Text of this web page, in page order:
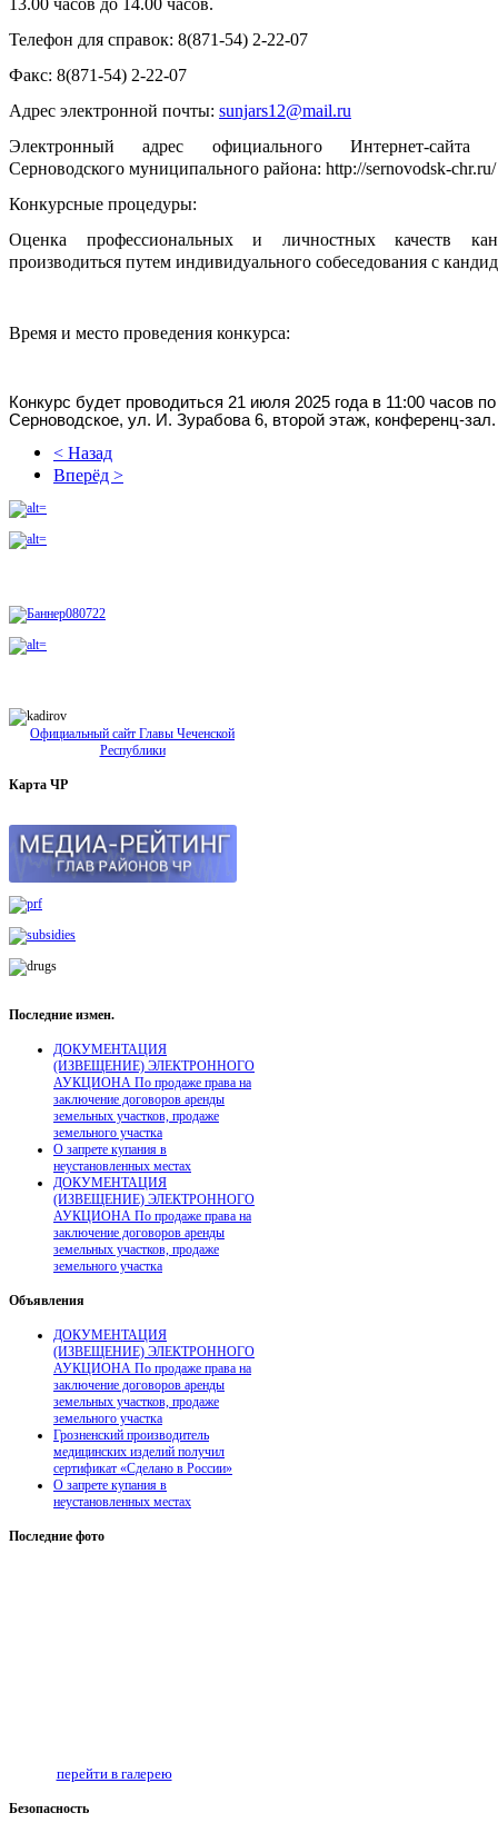
Телефон для справок: 8(871-54) 2-22-07
Факс: 8(871-54) 2-22-07
Адрес электронной почты: sunjars12@mail.ru
Электронный адрес официального Интернет-сайта
Серноводского муниципального района: http://sernovodsk-chr.ru/
Конкурсные процедуры:
Оценка профессиональных и личностных качеств
производиться путем индивидуального собеседования с
Время и место проведения конкурса:
Конкурс будет проводиться 21 июля 2025 года в 11:00 часов по
Серноводское, ул. И. Зурабова 6, второй этаж, конференц-зал.
< Назад
Вперёд >
Официальный сайт Главы Чеченской
Республики
Карта ЧР
Последние измен.
ДОКУМЕНТАЦИЯ
(ИЗВЕЩЕНИЕ) ЭЛЕКТРОННОГО
АУКЦИОНА По продаже права на
заключение договоров аренды
земельных участков, продаже
земельного участка
О запрете купания в
неустановленных местах
ДОКУМЕНТАЦИЯ
(ИЗВЕЩЕНИЕ) ЭЛЕКТРОННОГО
АУКЦИОНА По продаже права на
заключение договоров аренды
земельных участков, продаже
земельного участка
Объявления
ДОКУМЕНТАЦИЯ
(ИЗВЕЩЕНИЕ) ЭЛЕКТРОННОГО
АУКЦИОНА По продаже права на
заключение договоров аренды
земельных участков, продаже
земельного участка
Грозненский производитель
медицинских изделий получил
сертификат «Сделано в России»
О запрете купания в
неустановленных местах
Последние фото
перейти в галерею
Безопаcность